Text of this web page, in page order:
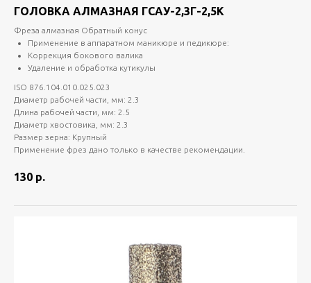
ГОЛОВКА АЛМАЗНАЯ ГСАУ-2,3Г-2,5К
Фреза алмазная Обратный конус
Применение в аппаратном маникюре и педикюре:
Коррекция бокового валика
Удаление и обработка кутикулы
ISO 876.104.010.025.023
Диаметр рабочей части, мм: 2.3
Длина рабочей части, мм: 2.5
Диаметр хвостовика, мм: 2.3
Размер зерна: Крупный
Применение фрез дано только в качестве рекомендации.
130 р.